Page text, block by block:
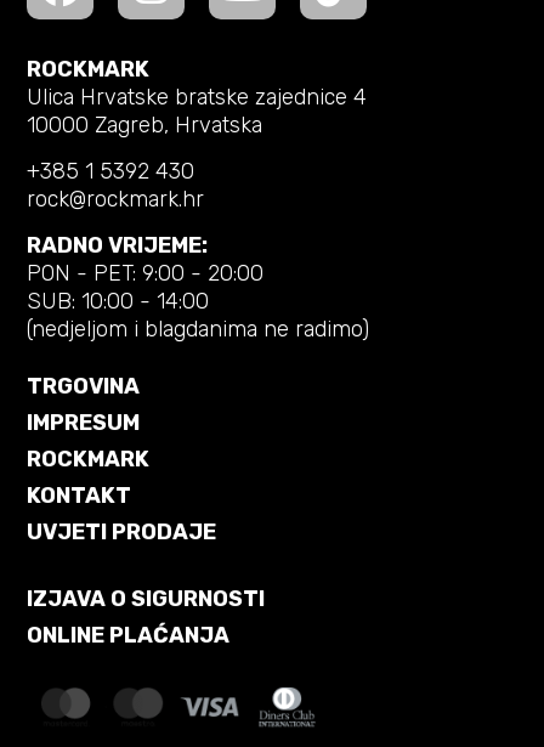
ROCKMARK
Ulica Hrvatske bratske zajednice 4
10000 Zagreb, Hrvatska
+385 1 5392 430
rock@rockmark.hr
RADNO VRIJEME:
PON - PET: 9:00 - 20:00
SUB: 10:00 - 14:00
(nedjeljom i blagdanima ne radimo)
TRGOVINA
IMPRESUM
ROCKMARK
KONTAKT
UVJETI PRODAJE
IZJAVA O SIGURNOSTI
ONLINE PLAĆANJA